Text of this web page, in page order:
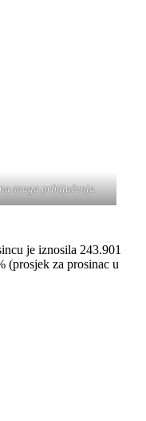
snaga priključenja
je iznosila 243.901
(prosjek za prosinac u